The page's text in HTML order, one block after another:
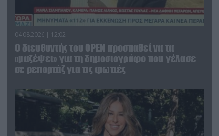
04.08.2026 | 12:02
O διευθυντής του OPEN προσπαθεί να τα
«μαζέψει» για τη δημοσιογράφο που γέλασε
σε ρεπορτάζ για τις φωτιές